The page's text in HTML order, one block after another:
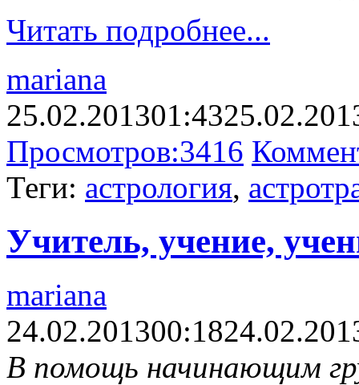
Читать подробнее...
mariana
25.02.201301:43
Просмотров:3416
Теги: астрология,
Учитель, учение,
mariana
24.02.201300:18
В помощь начинающим